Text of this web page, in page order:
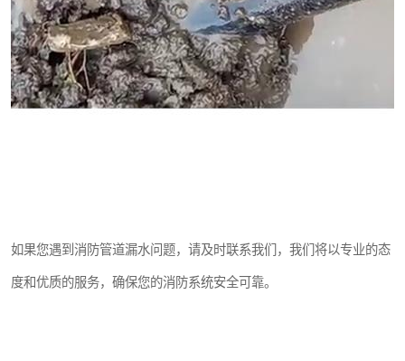
如果您遇到消防管道漏水问题，请及时联系我们，我们将以专业的态
度和优质的服务，确保您的消防系统安全可靠。